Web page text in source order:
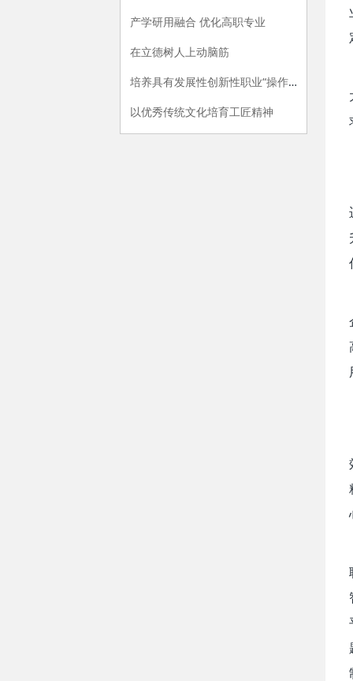
产学研用融合 优化高职专业
在立德树人上动脑筋
培养具有发展性创新性职业“操作手”
以优秀传统文化培育工匠精神